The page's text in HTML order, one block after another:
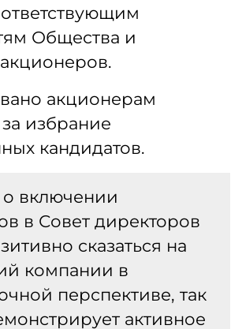
Общества и
акционерам
за избрание
кандидатов.
включении
в Совет директоров
сказаться на
компании в
перспективе, так
активное